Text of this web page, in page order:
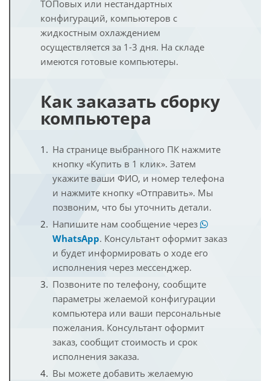
ТОПовых или нестандартных
конфигураций, компьютеров с
жидкостным охлаждением
осуществляется за 1-3 дня. На складе
имеются готовые компьютеры.
Как заказать сборку
компьютера
На странице выбранного ПК нажмите
кнопку «Купить в 1 клик». Затем
укажите ваши ФИО, и номер телефона
и нажмите кнопку «Отправить». Мы
позвоним, что бы уточнить детали.
Напишите нам сообщение через
WhatsApp. Консультант оформит заказ
и будет информировать о ходе его
исполнения через мессенджер.
Позвоните по телефону, сообщите
параметры желаемой конфигурации
компьютера или ваши персональные
пожелания. Консультант оформит
заказ, сообщит стоимость и срок
исполнения заказа.
Вы можете добавить желаемую